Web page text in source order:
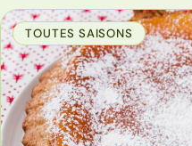
TOUTES SAISONS